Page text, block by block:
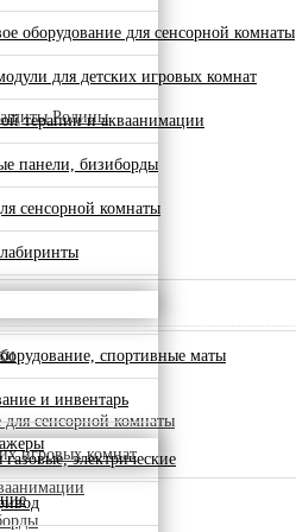
оборудование для сенсорной комнаты
для детских игровых комнат
терапии и акваанимации
панели, бизиборды
сенсорной комнаты
спортивные маты
и инвентарь
электрические
Родины
для сенсорной комнаты
игровых комнат